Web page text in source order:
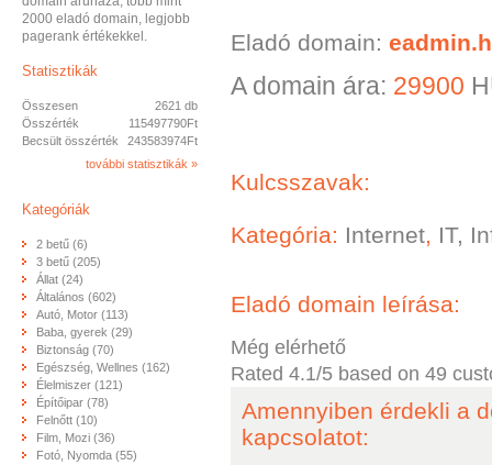
2000 eladó domain, legjobb
pagerank értékekkel.
Statisztikák
Összesen
2621 db
Összérték
115497790Ft
Becsült összérték
243583974Ft
további statisztikák »
Kategóriák
2 betű (6)
3 betű (205)
Állat (24)
Általános (602)
Autó, Motor (113)
Baba, gyerek (29)
Biztonság (70)
Egészség, Wellnes (162)
Élelmiszer (121)
Építőipar (78)
Felnőtt (10)
Film, Mozi (36)
Fotó, Nyomda (55)
Eladó domain:
A domain ára: 29900
Kulcsszavak:
Kategória: Internet, IT,
Eladó domain leírása:
Még elérhető
Rated 4.1/5 based on 49
Amennyiben érdekli a
kapcsolatot: